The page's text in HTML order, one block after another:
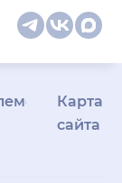
Карта
сайта